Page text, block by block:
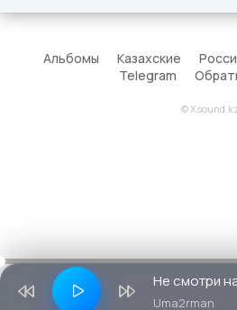
Альбомы Казахские
Telegram
©
Не смотри
Uma2rman